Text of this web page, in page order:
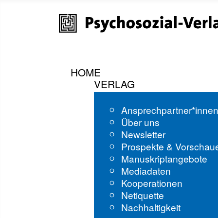
HOME
VERLAG
Über uns
Newsletter
Prospekte &
Manuskriptangebote
Mediadaten
Kooperationen
Netiquette
Nachhaltigkeit